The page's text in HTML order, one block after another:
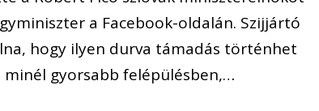
a Facebook-oldalán. Szijjártó
hogy ilyen durva támadás történhet
minél gyorsabb felépülésben,…